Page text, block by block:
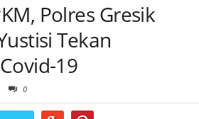
Polres Gresik
Tekan
19
0